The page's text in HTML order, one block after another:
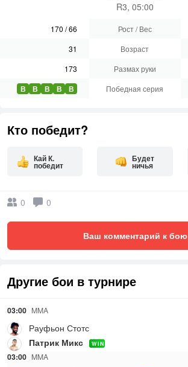
R3, 05:00
170 /66
31
173
В В В В В
Рост / Вес
Возраст
Размах руки
Победная серия
Кто победит?
Кай К.
победит
Будет
ничья
0 0
Ваш комментарий к бою
Другие бои в турнире
03:00 MMA
Рауфьон Стотс
Патрик Микс
WIN
03:00 MMA